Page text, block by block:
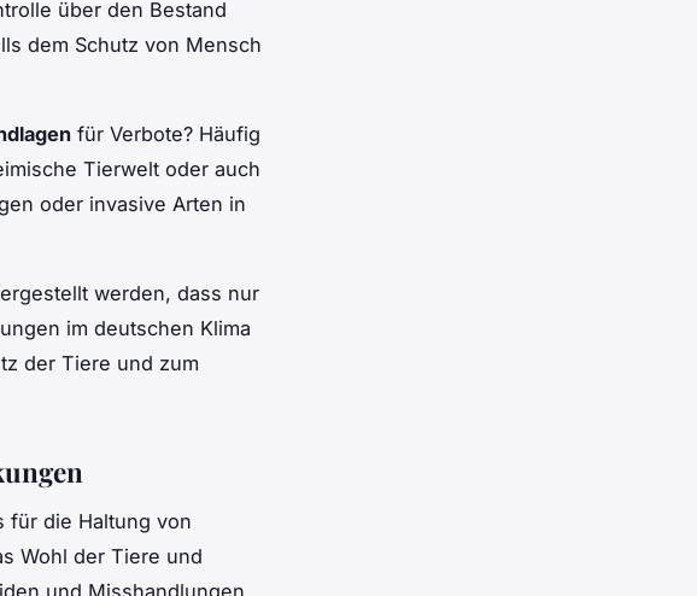
über den Bestand
dem Schutz von Mensch
für Verbote? Häufig
Tierwelt oder auch
oder invasive Arten in
werden, dass nur
im deutschen Klima
der Tiere und zum
für die Haltung von
Wohl der Tiere und